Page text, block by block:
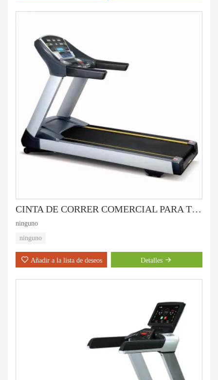
CINTA DE CORRER COMERCIAL PARA TRABAJO PESADO HC-7000
ninguno
ninguno
Añadir a la lista de deseos Detalles